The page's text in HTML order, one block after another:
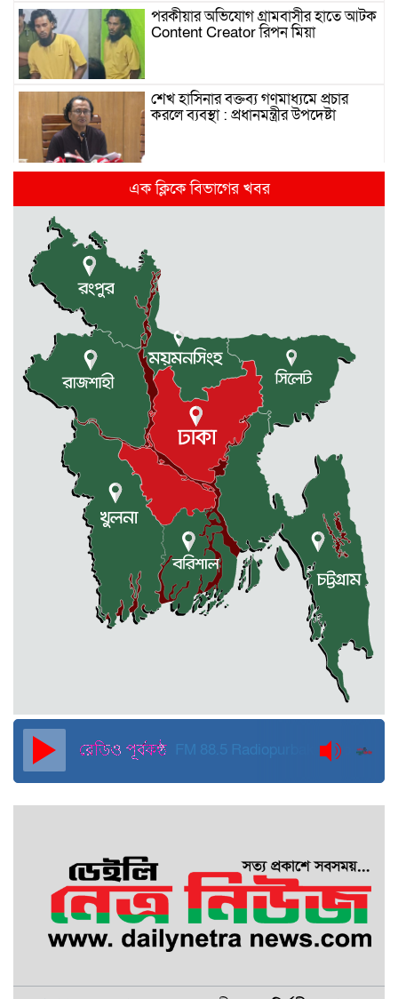
পরকীয়ার অভিযোগ গ্রামবাসীর হাতে আটক
Content Creator রিপন মিয়া
শেখ হাসিনার বক্তব্য গণমাধ্যমে প্রচার
করলে ব্যবস্থা : প্রধানমন্ত্রীর উপদেষ্টা
দিল্লিতে হাসিনার গণমাধ্যমে ভাষণ নিয়ে যা
বলছে ভারত
রাজধানীর তিন ক্যাম্পাসে ছাত্রদল-
ছাত্রশিবির দফায় দফায় সংঘর্ষ
সরকারের ফ্যামিলি কার্ড কার্যক্রম
বাস্তবায়নে ব্যয় ২০০০ কোটি টাকা
মোহনগঞ্জে কর্মস্থলেই অসুস্থ- রক্তবমির পর
প্রাণ গেল স্বাস্থ্য কর্মকর্তার
কুড়িগ্রামে বন্যাদুর্গতদের জন্য বরাদ্দকৃত
৩০ মেট্রিক টন চাল,একমুঠোও জোটেনি
ক্ষতিগ্রস্ত মানুষের ভাগ্যে
জুলাই ব্যবসা ও হাদি ব্যবসা চালু রাখতে
হবে: মাহমুদা মিতু
দুবাইয়ে কারাগার থেকে মুক্তি পেয়েছেন
পুলিশের সাবেক মহাপরিদর্শক বেনজীর
আহমেদ
এক ক্লিকে বিভাগের খবর
FM 88.5 Radiopurbakantho